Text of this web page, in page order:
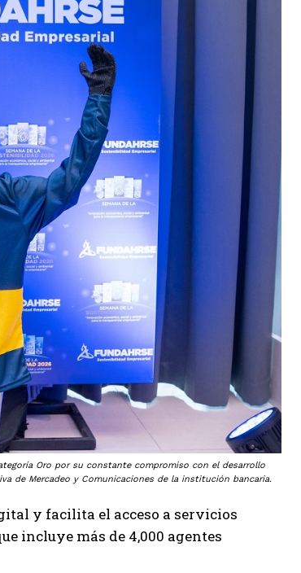
Oro por su constante compromiso con el desarrollo
de Mercadeo y Comunicaciones de la institución bancaria.
y facilita el acceso a servicios
incluye más de 4,000 agentes